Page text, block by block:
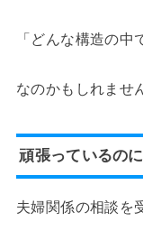
「どんな構造の中
なのかもしれませ
頑張っているの
夫婦関係の相談を